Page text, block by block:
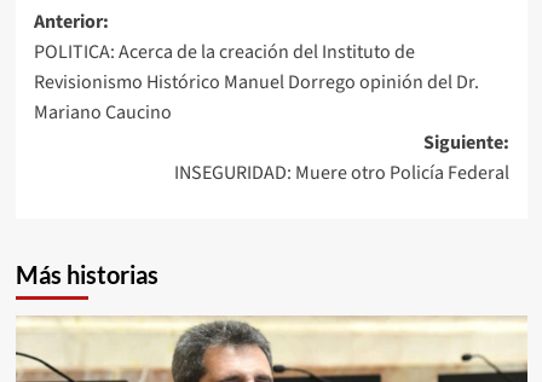
Navegación
de
entradas
Anterior:
POLITICA: Acerca de la creación del Instituto de
Revisionismo Histórico Manuel Dorrego opinión del Dr.
Mariano Caucino
Siguiente:
INSEGURIDAD: Muere otro Policía Federal
Más historias